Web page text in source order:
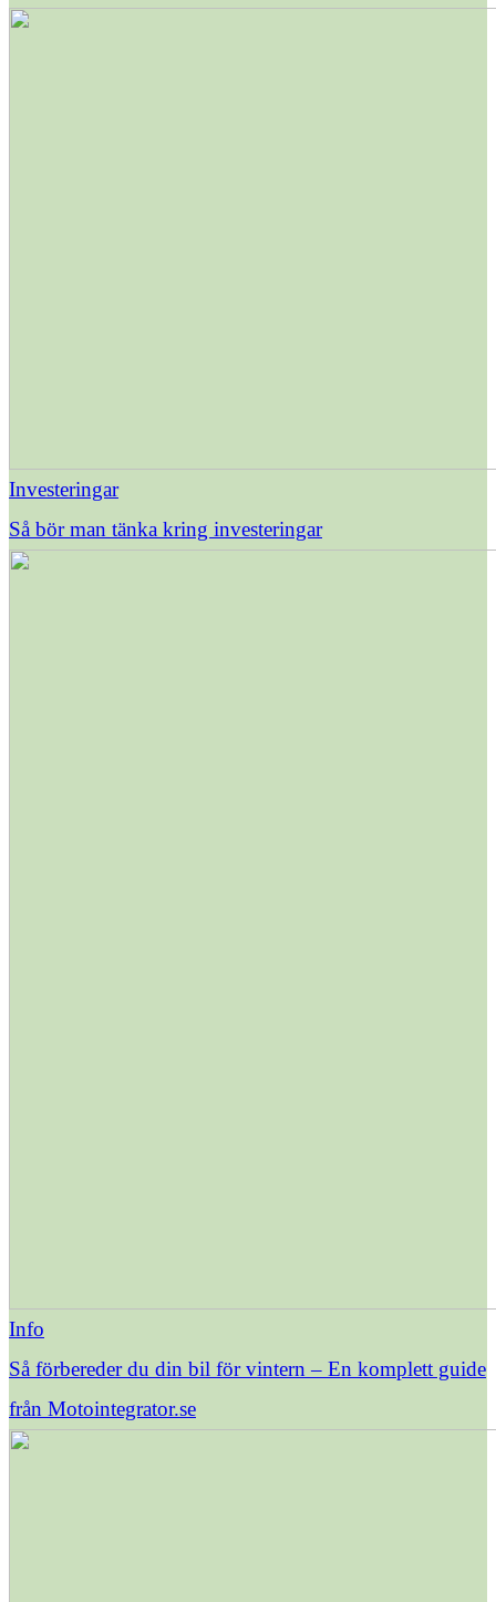
Investeringar
Så bör man tänka kring investeringar
Info
Så förbereder du din bil för vintern – En komplett guide
från Motointegrator.se